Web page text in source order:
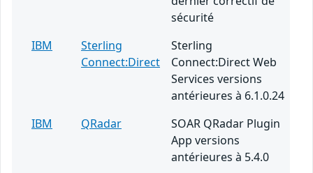
sécurité
IBM
Sterling
Connect:Direct
Sterling
Connect:Direct Web
Services versions
antérieures à 6.1.0.24
IBM
QRadar
SOAR QRadar Plugin
App versions
antérieures à 5.4.0